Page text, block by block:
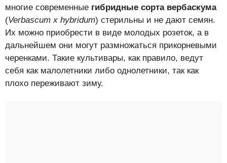
многие современные гибридные сорта вербаскума
(Verbascum x hybridum) стерильны и не дают семян.
Их можно приобрести в виде молодых розеток, а в
дальнейшем они могут размножаться прикорневыми
черенками. Такие культивары, как правило, ведут
себя как малолетники либо однолетники, так как
плохо переживают зиму.